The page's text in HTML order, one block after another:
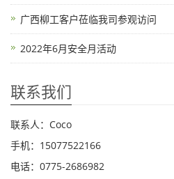
广西柳工客户莅临我司参观访问
2022年6月安全月活动
联系我们
联系人：Coco
手机：15077522166
电话：0775-2686982